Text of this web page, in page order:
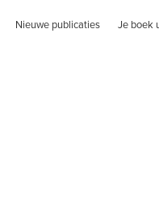
Nieuwe publicaties Je boek